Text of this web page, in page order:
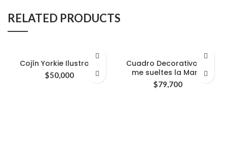
RELATED PRODUCTS
Cojín Yorkie Ilustrado
$50,000
Cuadro Decorativo No
me sueltes la Mano
$79,700